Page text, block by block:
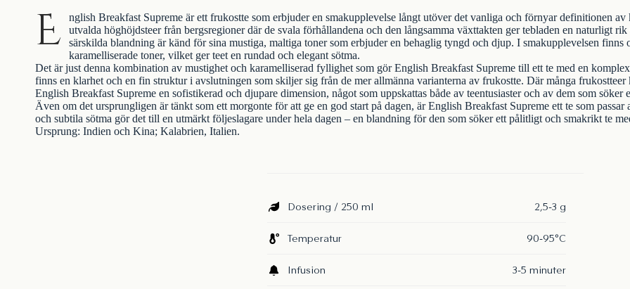
E
nglish Breakfast Supreme är ett frukostte som erbjuder en smakupplevelse långt utöver det vanliga och förnyar definitionen
utvalda höghöjdsteer från bergsregioner där de svala förhållandena och den långsamma växttakten ger tebladen en naturligt
särskilda blandning är känd för sina mustiga, maltiga toner som erbjuder en behaglig tyngd och djup. I smakupplevelsen finns
karamelliserade toner, vilket ger teet en rundad och elegant sötma.
Det är just denna kombination av mustighet och karamelliserad fyllighet som gör English Breakfast Supreme till ett te med en
finns en klarhet och en fin struktur i avslutningen som skiljer sig från de mer allmänna varianterna av frukostte. Där många
English Breakfast Supreme en sofistikerad och djupare dimension, något som uppskattas både av teentusiaster och av dem som söker
Även om det ursprungligen är tänkt som ett morgonte för att ge en god start på dagen, är English Breakfast Supreme ett te som
och subtila sötma gör det till en utmärkt följeslagare under hela dagen – en blandning för den som söker ett pålitligt och smakrikt te
Ursprung: Indien och Kina; Kalabrien, Italien.
Dosering / 250 ml 2,5-3 g
Temperatur 90-95°C
Infusion 3-5 minuter